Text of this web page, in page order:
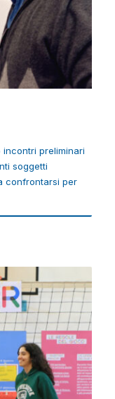
incontri preliminari
soggetti
confrontarsi per
preliminari
soggetti